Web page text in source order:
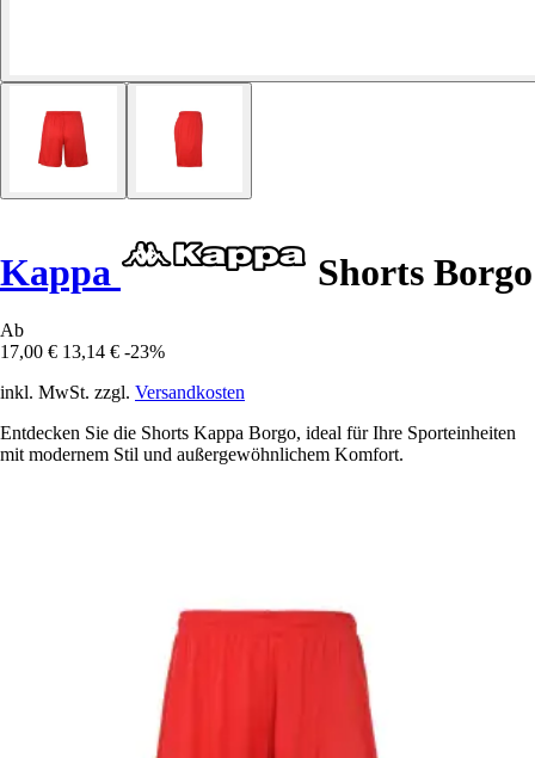
Kappa Shorts Borgo
Ab
17,00 € 13,14 € -23%
inkl. MwSt. zzgl. Versandkosten
Entdecken Sie die Shorts Kappa Borgo, ideal für Ihre Sporteinheiten
mit modernem Stil und außergewöhnlichem Komfort.